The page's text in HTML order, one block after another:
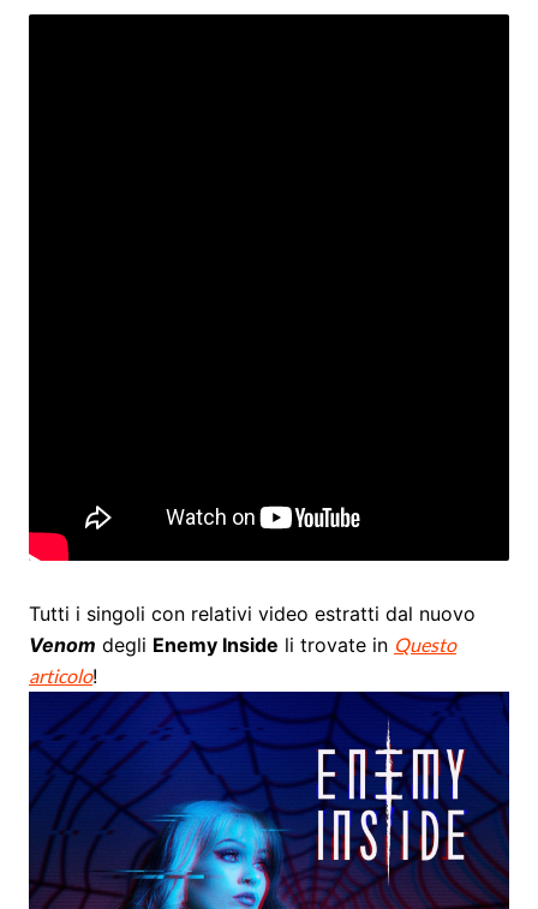
Tutti i singoli con relativi video estratti dal nuovo
Venom degli Enemy Inside li trovate in Questo
articolo!